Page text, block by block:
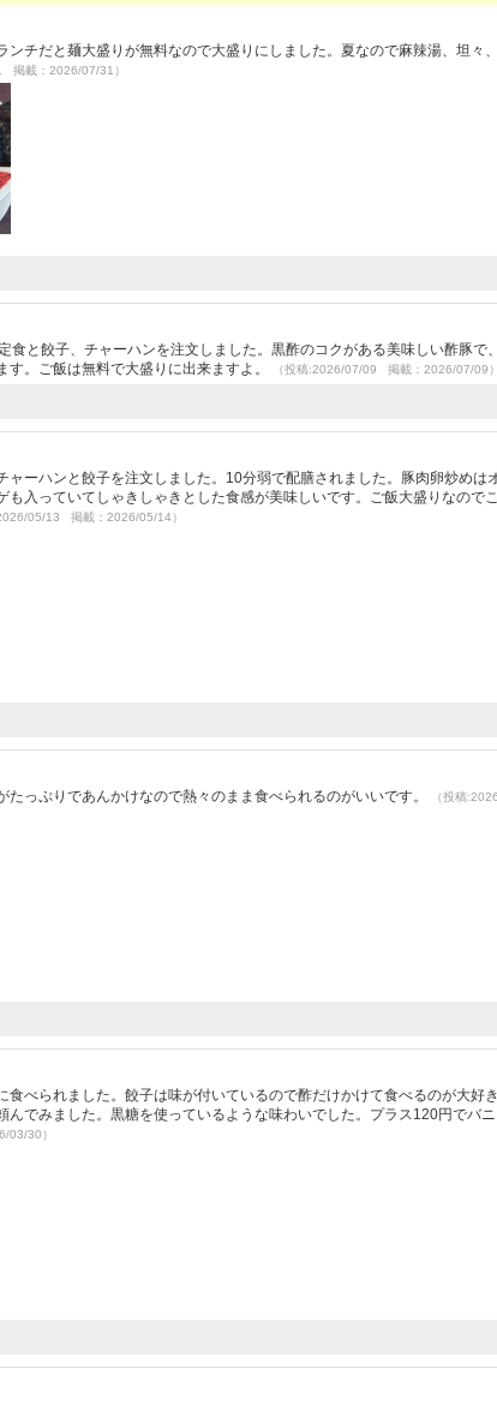
チだと麺大盛りが無料なので大盛りにしました。夏なので麻辣湯、坦々
掲載：2026/07/31）
食と餃子、チャーハンを注文しました。黒酢のコクがある美味しい酢豚で
。ご飯は無料で大盛りに出来ますよ。
（投稿:2026/07/09 掲載：2026/07/09）
ーハンと餃子を注文しました。10分弱で配膳されました。豚肉卵炒めは
入っていてしゃきしゃきとした食感が美味しいです。ご飯大盛りなので
05/13 掲載：2026/05/14）
っぷりであんかけなので熱々のまま食べられるのがいいです。
（投稿
べられました。餃子は味が付いているので酢だけかけて食べるのが大好き
でみました。黒糖を使っているような味わいでした。プラス120円でバニ
03/30）